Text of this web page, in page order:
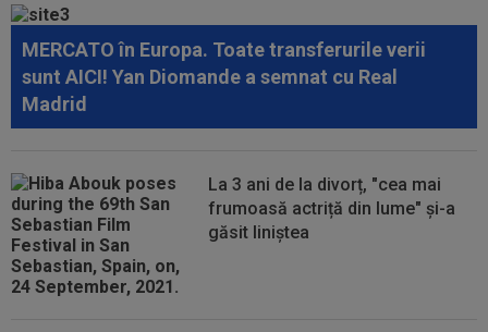
21:06 FOTO
Ioana Țiriac a plecat din Dubai și nu s-
a uitat deloc la bani: 2.000 de euro pe...
21:05
Prima reacție a lui Ovidiu Burcă, după ce
21:01 LIVE VIDEO&TEXT
UTA - Rapid 0-0, ACUM,
pe Digi Sport 1. Padula a trimis mingea în bară!
MERCATO în Europa. Toate transferurile verii
sunt AICI! Yan Diomande a semnat cu Real
Madrid
La 3 ani de la divorț, "cea mai
frumoasă actriță din lume" și-a
găsit liniștea